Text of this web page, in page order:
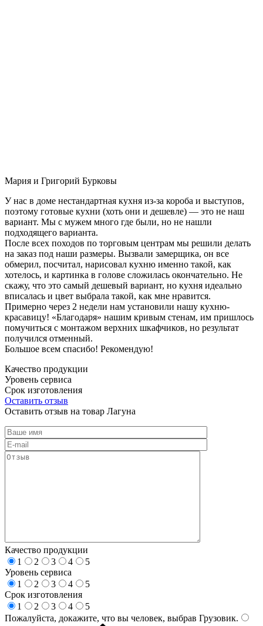
Мария и Григорий Бурковы
У нас в доме нестандартная кухня из-за короба и выступов,
поэтому готовые кухни (хоть они и дешевле) — это не наш
вариант. Мы с мужем много где были, но не нашли
подходящего варианта.
После всех походов по торговым центрам мы решили делать
на заказ под наши размеры. Вызвали замерщика, он все
обмерил, посчитал, нарисовал кухню именно такой, как
хотелось, и картинка в голове сложилась окончательно. Не
скажу, что это самый дешевый вариант, но кухня идеально
вписалась и цвет выбрала такой, как мне нравится.
Примерно через 2 недели нам установили нашу кухню-
красавицу! «Благодаря» нашим кривым стенам, им пришлось
помучиться с монтажом верхних шкафчиков, но результат
получился отменный.
Большое всем спасибо! Рекомендую!
Качество продукции
Уровень сервиса
Срок изготовления
Оставить отзыв
Оставить отзыв на товар Лагуна
Качество продукции
1
2 3 4
5
Уровень сервиса
1
2 3 4
5
Срок изготовления
1
2 3 4
5
Пожалуйста, докажите, что вы человек, выбрав Грузовик.